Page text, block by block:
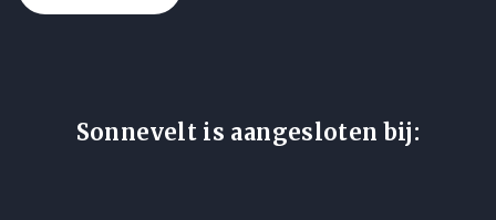
Sonnevelt is aangesloten bij: